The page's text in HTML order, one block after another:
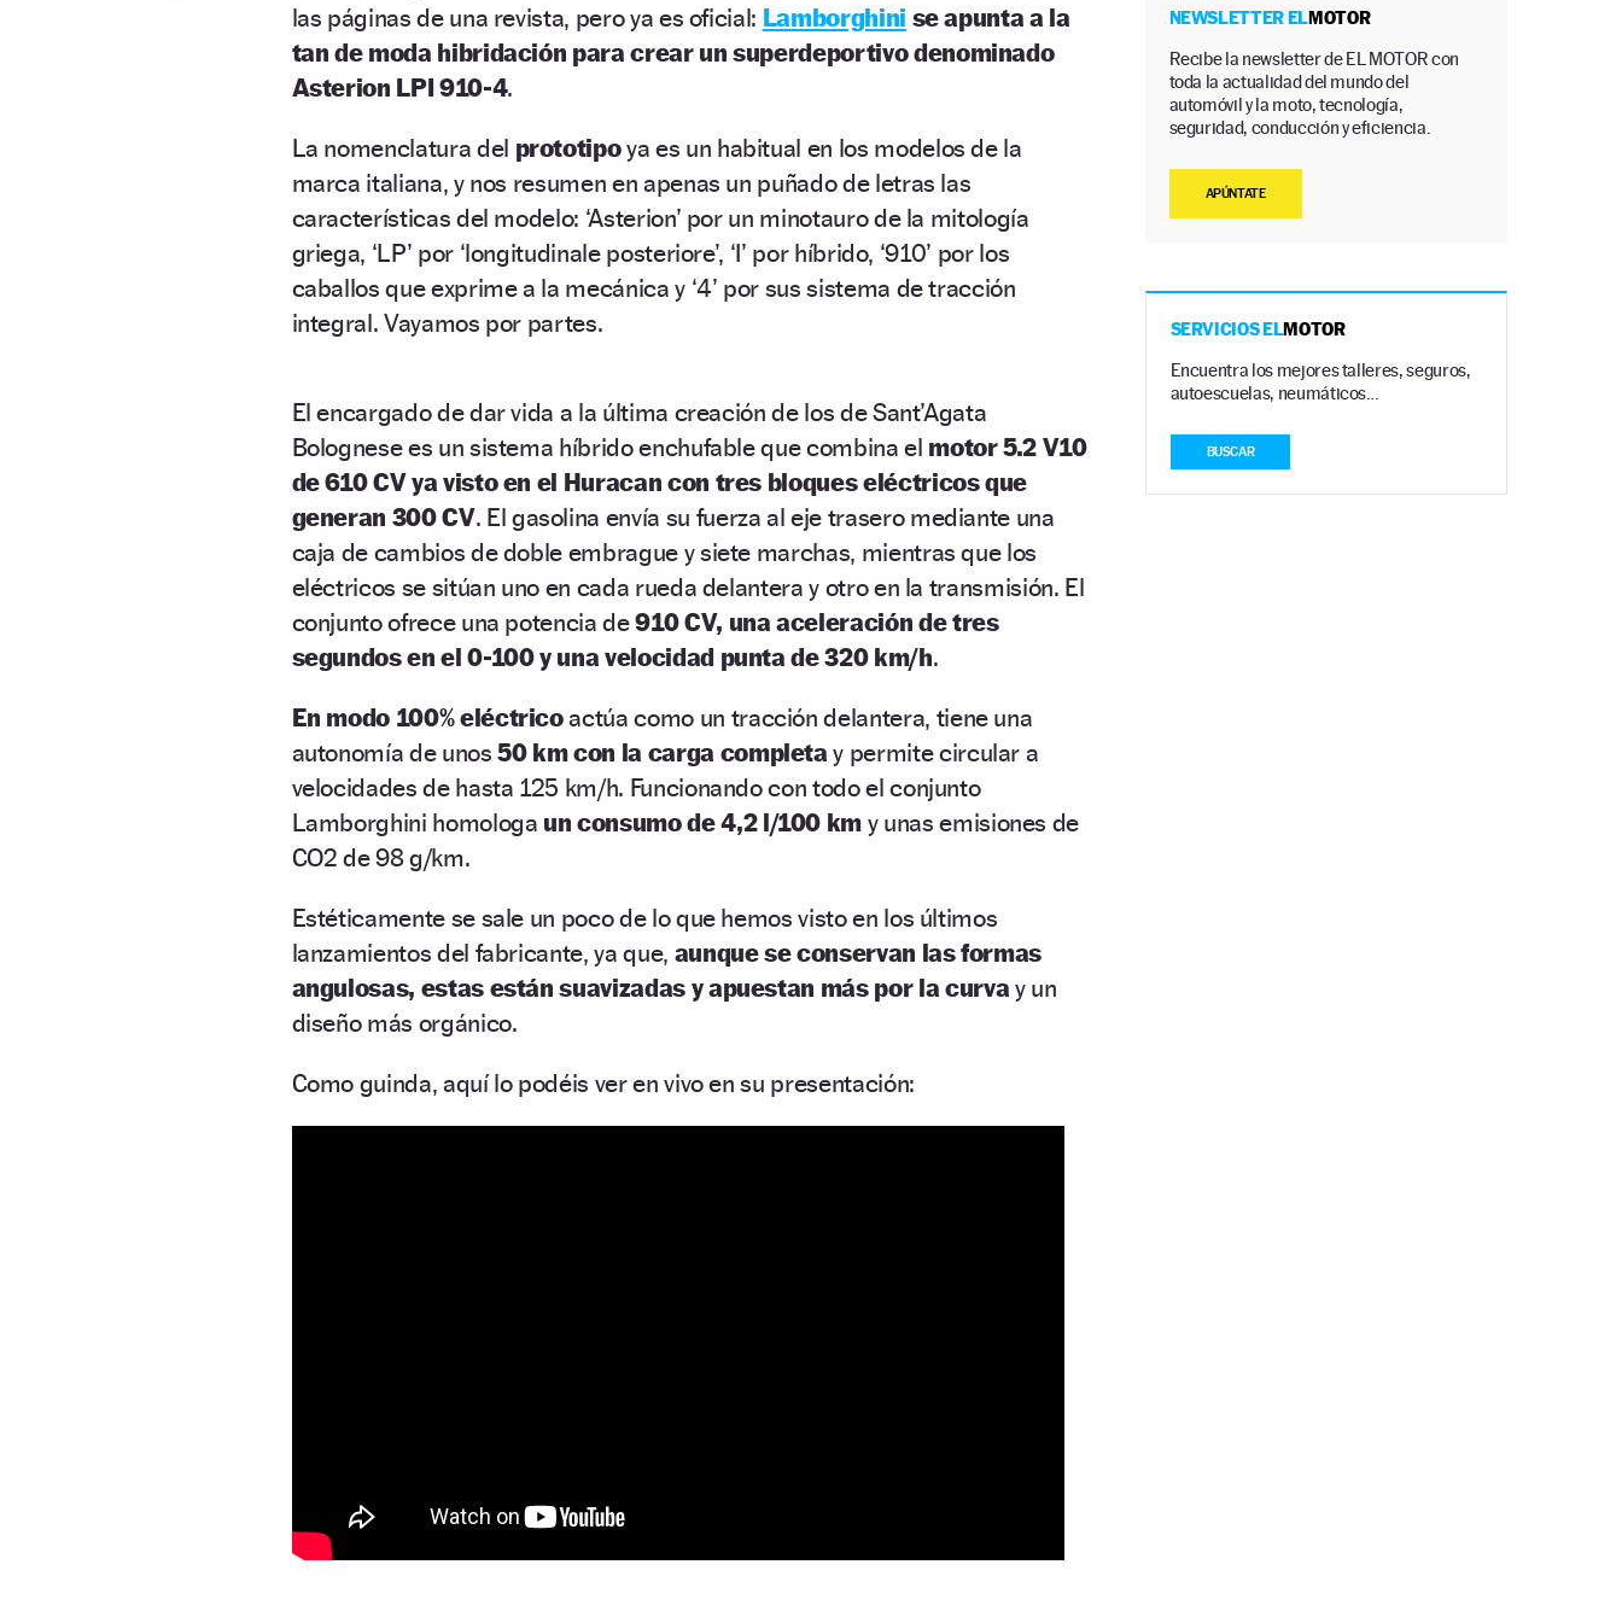
las páginas de una revista, pero ya es oficial: Lamborghini se apunta a la
tan de moda hibridación para crear un superdeportivo denominado
Asterion LPI 910-4.
La nomenclatura del prototipoya es un habitual en los modelos de la
marca italiana, y nos resumen en apenas un puñado de letras las
características del modelo: ‘Asterion’ por un minotauro de la mitología
griega, ‘LP’ por ‘longitudinale posteriore’, ‘I’ por híbrido, ‘910’ por los
caballos que exprime a la mecánica y ‘4’ por sus sistema de tracción
integral. Vayamos por partes.
El encargado de dar vida a la última creación de los de Sant’Agata
Bolognese es un sistema híbrido enchufable que combina el motor 5.2 V10
de 610 CV ya visto en el Huracan con tres bloques eléctricos que
generan 300 CV. El gasolina envía su fuerza al eje trasero mediante una
caja de cambios de doble embrague y siete marchas, mientras que los
eléctricos se sitúan uno en cada rueda delantera y otro en la transmisión. El
conjunto ofrece una potencia de910 CV, una aceleración de tres
segundos en el 0-100 y una velocidad punta de 320 km/h.
En modo 100% eléctricoactúa como un tracción delantera, tiene una
autonomía de unos50 km con la carga completa y permite circular a
velocidades de hasta 125 km/h. Funcionando con todo el conjunto
Lamborghini homologa un consumo de 4,2 l/100 km y unas emisiones de
CO2 de 98 g/km.
Estéticamente se sale un poco de lo que hemos visto en los últimos
lanzamientos del fabricante, ya que, aunque se conservan las formas
angulosas, estas están suavizadas y apuestan más por la curva y un
diseño más orgánico.
Como guinda, aquí lo podéis ver en vivo en su presentación:
NEWSLETTER ELMOTOR
Recibe la newsletter de EL MOTOR con
toda la actualidad del mundo del
automóvil y la moto, tecnología,
seguridad, conducción y eficiencia.
APÚNTATE
SERVICIOS ELMOTOR
Encuentra los mejores talleres, seguros,
autoescuelas, neumáticos…
BUSCAR